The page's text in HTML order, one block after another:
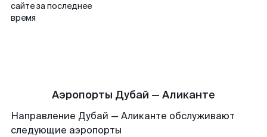
сайте за последнее
время
Аэропорты Дубай — Аликанте
Направление Дубай — Аликанте обслуживают
следующие аэропорты